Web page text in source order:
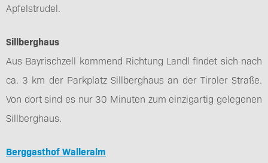
Apfelstrudel.
Sillberghaus
Aus Bayrischzell kommend Richtung Landl findet sich nach
ca. 3 km der Parkplatz Sillberghaus an der Tiroler Straße.
Von dort sind es nur 30 Minuten zum einzigartig gelegenen
Sillberghaus.
Berggasthof Walleralm